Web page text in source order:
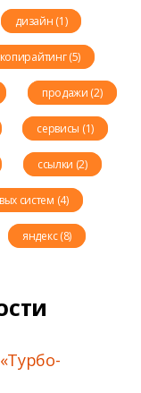
дизайн (1)
копирайтинг (5)
продажи (2)
сервисы (1)
ссылки (2)
систем (4)
яндекс (8)